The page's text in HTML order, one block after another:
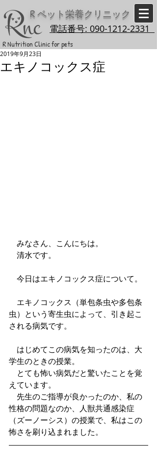
R ペット栄養クリニック
電話番号: 090-1212-2331
R Nutrition Clinic for pets
エキノコックス症
2019年9月23日
みなさん、こんにちは。
清水です。
今日はエキノコックス症について。
エキノコックス（単包条虫や多包条
虫）という寄生虫によって、引き起こ
される病気です。
はじめてこの病気を知ったのは、大
学生のときの授業。
とても怖い病気だと驚いたことを覚
えています。
先生のご指導が良かったのか、私の
性格の問題なのか、人獣共通感染症
（ズーノーシス）の授業で、私はこの
怖さを刷り込まれました。